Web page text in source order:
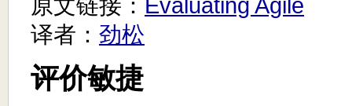
原文链接： Evaluating Agile
译者： 劲松
评价敏捷